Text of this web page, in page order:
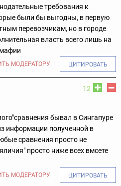
требования к
были бы выгодны, в первую
перевозчикам, но в городе
власть всего лишь на
МОДЕРАТОРУ ЦИТИРОВАТЬ
12
бывал в Сингапуре
информации полученной в
сравнения просто не
просто ниже всех вмсете
МОДЕРАТОРУ ЦИТИРОВАТЬ